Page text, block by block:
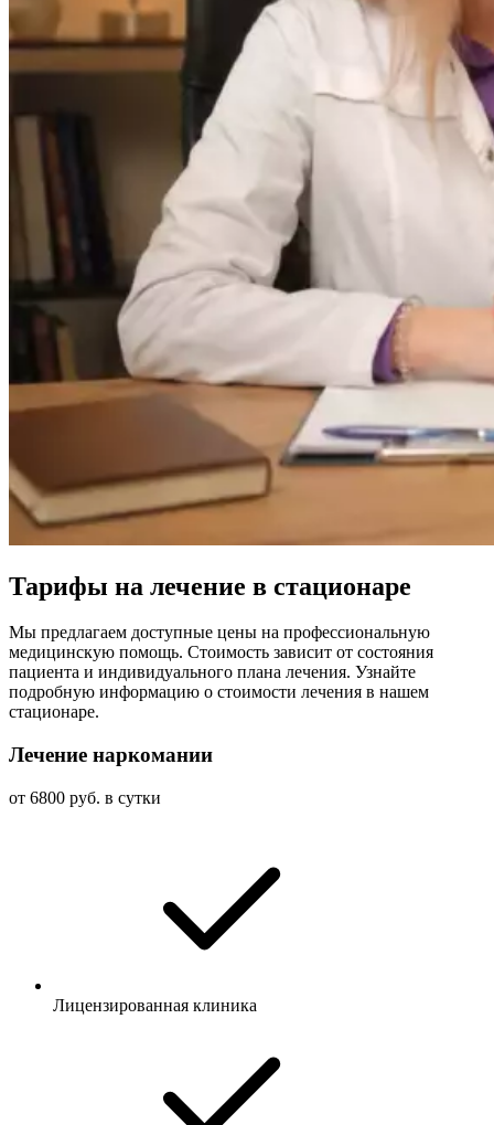
Тарифы на лечение в стационаре
Мы предлагаем доступные цены на профессиональную
медицинскую помощь. Стоимость зависит от состояния
пациента и индивидуального плана лечения. Узнайте
подробную информацию о стоимости лечения в нашем
стационаре.
Лечение наркомании
от 6800 руб. в сутки
Лицензированная клиника